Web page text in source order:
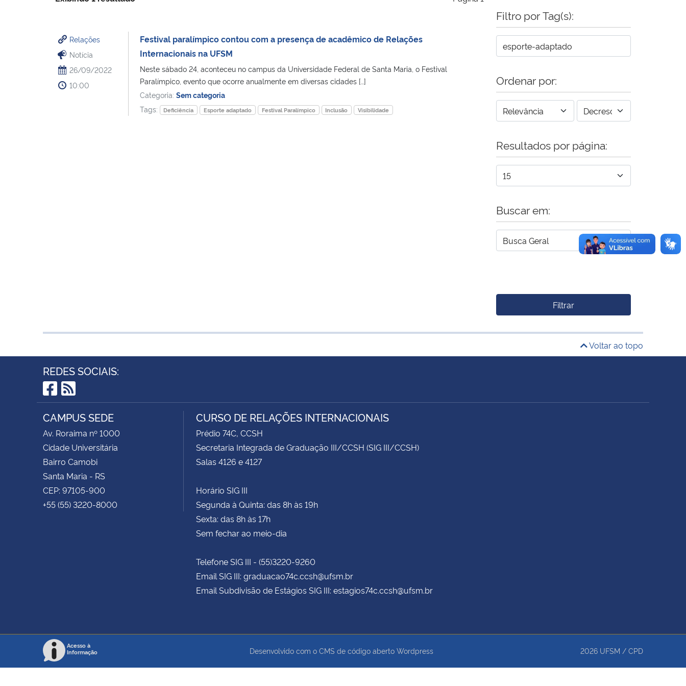
Relações
Notícia
26/09/2022
10:00
Festival paralímpico contou com a presença de acadêmico de Relações
Internacionais na UFSM
Neste sábado 24, aconteceu no campus da Universidade Federal de Santa Maria, o Festival
Paralímpico, evento que ocorre anualmente em diversas cidades […]
Categoria: Sem categoria
Tags:
Deficiência Esporte adaptado Festival Paralímpico Inclusão Visibilidade
Filtro por Tag(s):
Ordenar por:
Resultados por página:
Buscar em:
Filtrar
Voltar ao topo
REDES SOCIAIS:
Facebook
RSS
CAMPUS SEDE
Av. Roraima nº 1000
Cidade Universitária
Bairro Camobi
Santa Maria - RS
CEP: 97105-900
+55 (55) 3220-8000
CURSO DE RELAÇÕES INTERNACIONAIS
Prédio 74C, CCSH
Secretaria Integrada de Graduação III/CCSH (SIG III/CCSH)
Salas 4126 e 4127
Horário SIG III
Segunda à Quinta: das 8h às 19h
Sexta: das 8h às 17h
Sem fechar ao meio-dia
Telefone SIG III - (55)3220-9260
Email SIG III: graduacao74c.ccsh@ufsm.br
Email Subdivisão de Estágios SIG III: estagios74c.ccsh@ufsm.br
Acesso à
Informação
Desenvolvido com o CMS de código aberto Wordpress 2026 UFSM / CPD